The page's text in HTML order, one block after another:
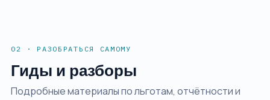
02 · РАЗОБРАТЬСЯ САМОМУ
Гиды и разборы
Подробные материалы по льготам, отчётности и